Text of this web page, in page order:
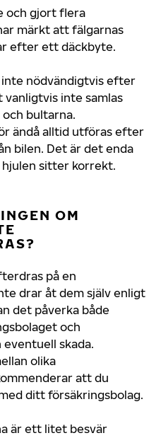
och gjort flera
märkt att fälgarnas
efter ett däckbyte.
nödvändigtvis efter
inte samlas
bultarna.
ändå alltid utföras efter
bilen. Det är det enda
sitter korrekt.
OM
på en
drar åt dem själv enligt
det påverka både
och
skada.
olika
att du
ditt försäkringsbolag.
är ett litet besvär